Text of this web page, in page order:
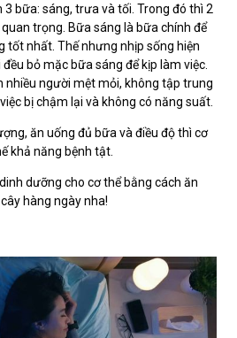
bữa: sáng, trưa và tối. Trong đó thì 2
trọng. Bữa sáng là bữa chính để
tốt nhất. Thế nhưng nhịp sống hiện
bỏ mặc bữa sáng để kịp làm việc.
nhiều người mệt mỏi, không tập trung
bị chậm lại và không có năng suất.
ăn uống đủ bữa và điều độ thì cơ
khả năng bệnh tật.
dưỡng cho cơ thể bằng cách ăn
hàng ngày nha!